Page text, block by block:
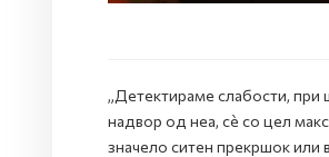
„Детектираме слабости, при
надвор од неа, сè со цел
значело ситен прекршок или